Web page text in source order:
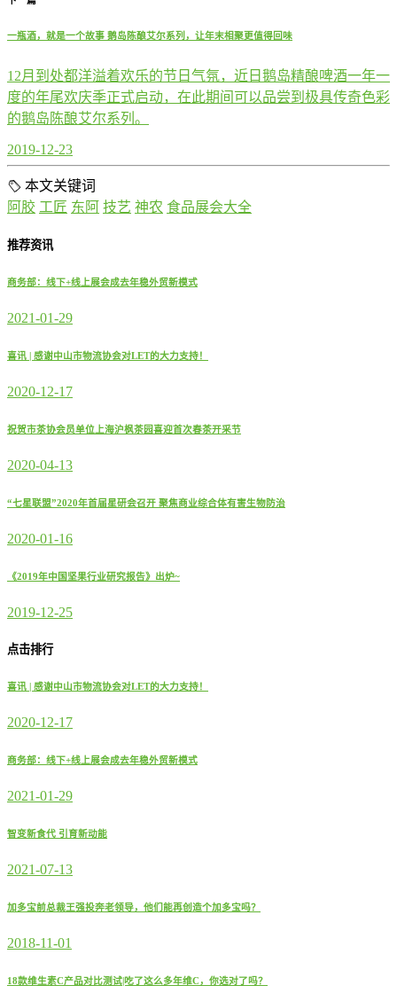
一瓶酒，就是一个故事 鹅岛陈酿艾尔系列，让年末相聚更值得回味
12月到处都洋溢着欢乐的节日气氛，近日鹅岛精酿啤酒一年一
度的年尾欢庆季正式启动，在此期间可以品尝到极具传奇色彩
的鹅岛陈酿艾尔系列。
2019-12-23
本文关键词
阿胶 工匠 东阿 技艺 神农 食品展会大全
推荐资讯
商务部：线下+线上展会成去年稳外贸新模式
2021-01-29
喜讯 | 感谢中山市物流协会对LET的大力支持！
2020-12-17
祝贺市茶协会员单位上海沪枫茶园喜迎首次春茶开采节
2020-04-13
“七星联盟”2020年首届星研会召开 聚焦商业综合体有害生物防治
2020-01-16
《2019年中国坚果行业研究报告》出炉~
2019-12-25
点击排行
喜讯 | 感谢中山市物流协会对LET的大力支持！
2020-12-17
商务部：线下+线上展会成去年稳外贸新模式
2021-01-29
智变新食代 引育新动能
2021-07-13
加多宝前总裁王强投奔老领导，他们能再创造个加多宝吗？
2018-11-01
18款维生素C产品对比测试|吃了这么多年维C，你选对了吗？